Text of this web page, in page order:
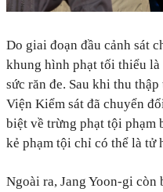
Do giai đoạn đầu cảnh sát
khung hình phạt tối thiểu là
sức răn đe. Sau khi thu
Viện Kiểm sát đã chuyển
biệt về trừng phạt tội phạm
kẻ phạm tội chỉ có thể là tử
Ngoài ra, Jang Yoon-gi